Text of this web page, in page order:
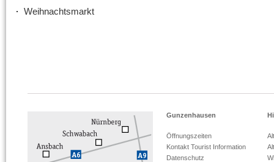
Weihnachtsmarkt
Gunzenhausen
Öffnungszeiten
Kontakt Tourist Information
Datenschutz